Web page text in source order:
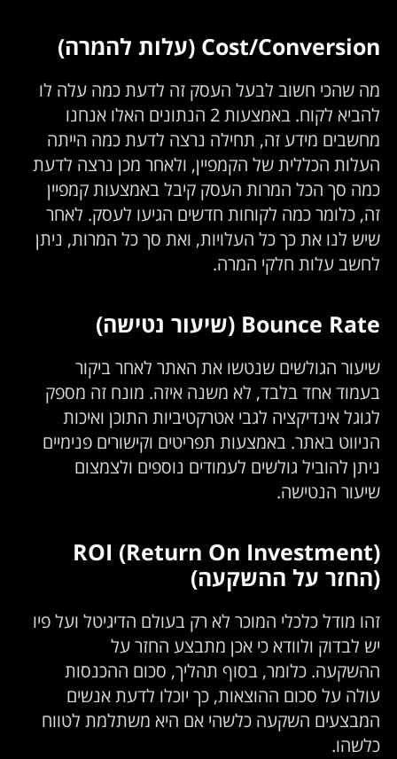
Cost/Conversion (עלות להמרה)
מה שהכי חשוב לבעל העסק זה לדעת כמה עלה לו
להביא לקוח. באמצעות 2 הנתונים האלו אנחנו
מחשבים מידע זה, תחילה נרצה לדעת כמה הייתה
העלות הכללית של הקמפיין, ולאחר מכן נרצה לדעת
כמה סך הכל המרות העסק קיבל באמצעות קמפיין
זה, כלומר כמה לקוחות חדשים הגיעו לעסק. לאחר
שיש לנו את כך כל העלויות, ואת סך כל המרות, ניתן
לחשב עלות חלקי המרה.
Bounce Rate (שיעור נטישה)
שיעור הגולשים שנטשו את האתר לאחר ביקור
בעמוד אחד בלבד, לא משנה איזה. מונח זה מספק
לגוגל אינדיקציה לגבי אטרקטיביות התוכן ואיכות
הניווט באתר. באמצעות תפריטים וקישורים פנימיים
ניתן להוביל גולשים לעמודים נוספים ולצמצום
שיעור הנטישה.
ROI (Return On Investment)
(החזר על ההשקעה)
זהו מודל כלכלי המוכר לא רק בעולם הדיגיטל ועל פיו
יש לבדוק ולוודא כי אכן מתבצע החזר על
ההשקעה. כלומר, בסוף תהליך, סכום ההכנסות
עולה על סכום ההוצאות, כך יוכלו לדעת אנשים
המבצעים השקעה כלשהי אם היא משתלמת לטווח
כלשהו.